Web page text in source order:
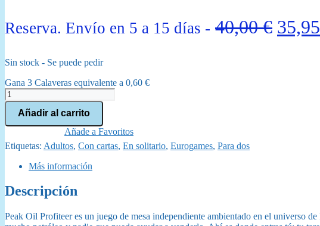
Reserva. Envío en 5 a 15 días - 40,00€ El
35,95
Sin stock - Se puede pedir
Gana 3 Calaveras equivalente a 0,60 €
Peak
Oil
Profiteer
cantidad
Añadir al carrito
Añade a Favoritos
Etiquetas: Adultos, Con cartas, En solitario, Eurogames, Para dos
Más información
Descripción
Peak Oil Profiteer es un juego de mesa independiente ambientado en el universo